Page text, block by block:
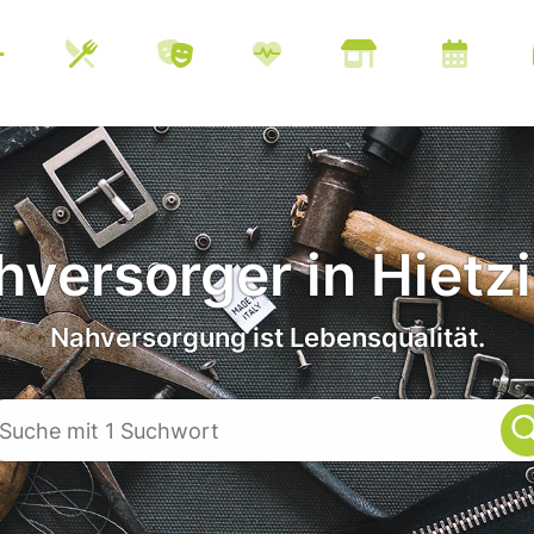
in
Nahversorgung ist Lebensqualität.